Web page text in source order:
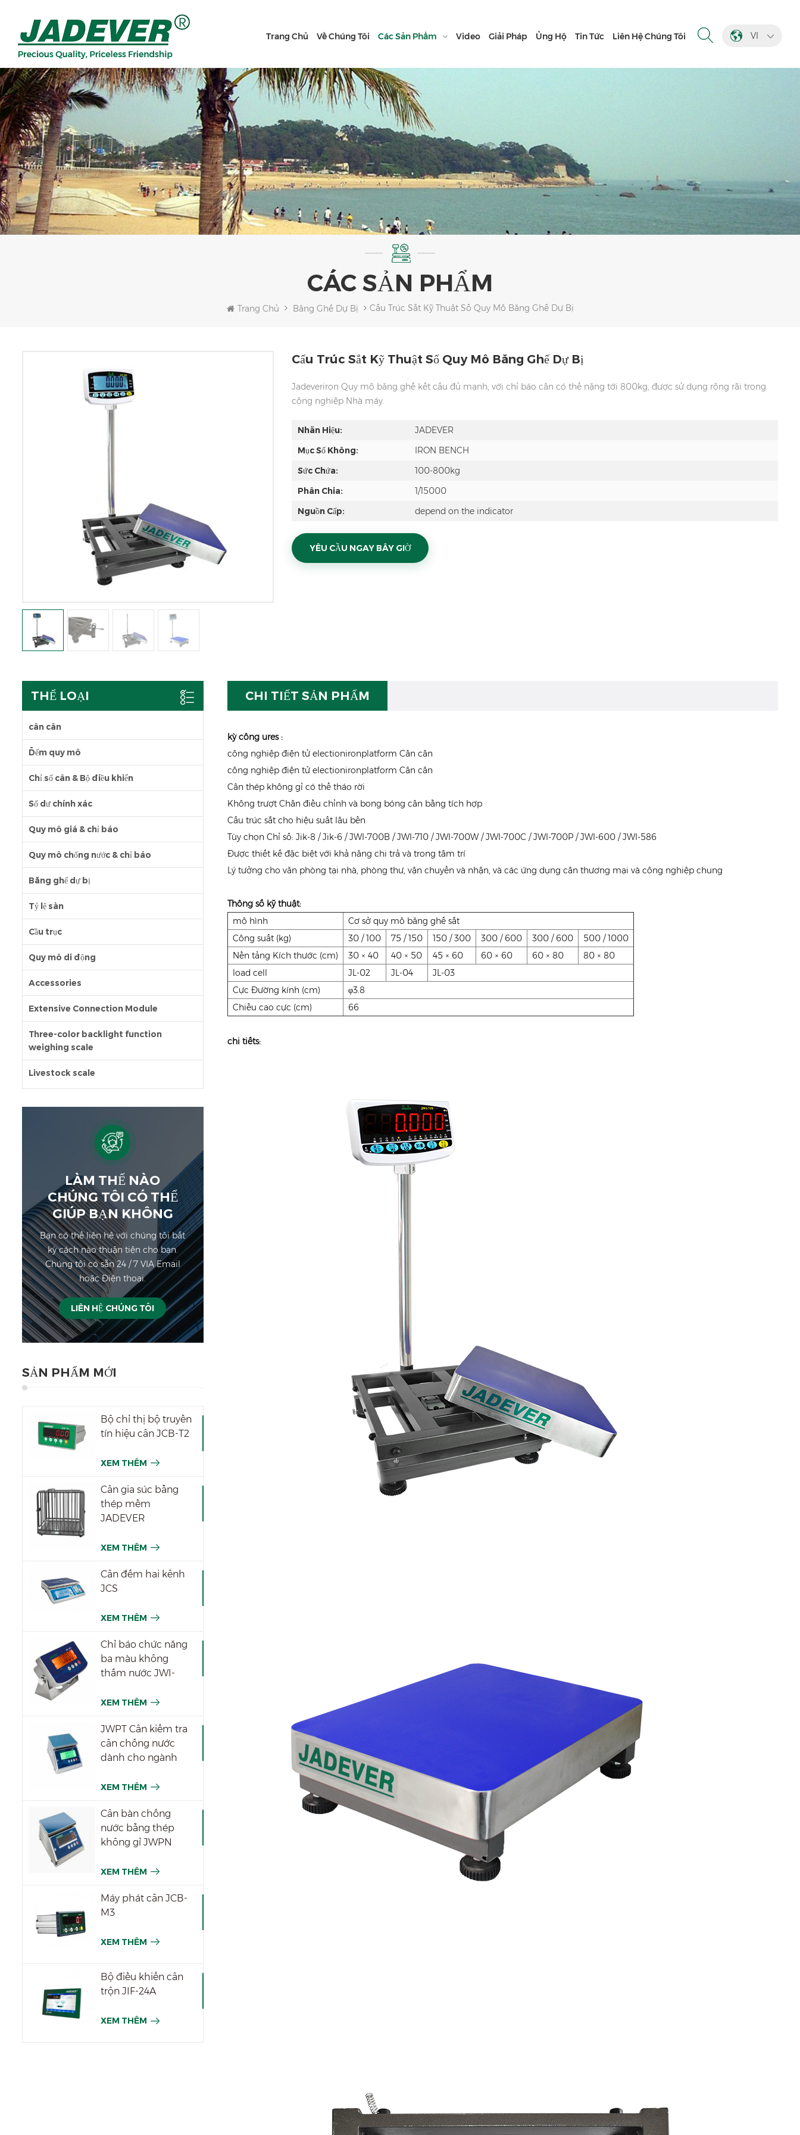
VI
Trang Chủ Về Chúng Tôi Các Sản Phẩm Video Giải Pháp Ủng Hộ Tin Tức Liên Hệ Chúng Tôi
CÁC SẢN PHẨM
Trang Chủ Băng Ghế Dự Bị Cấu Trúc Sắt Kỹ Thuật Số Quy Mô Băng Ghế Dự Bị
Cấu Trúc Sắt Kỹ Thuật Số Quy Mô Băng Ghế Dự Bị
Jadeveriron Quy mô băng ghế kết cấu đủ mạnh, với chỉ báo cân có thể nặng tới 800kg, được sử dụng rộng rãi trong
công nghiệp Nhà máy.
Nhãn Hiệu:
JADEVER
Mục Số Không:
IRON BENCH
Sức Chứa:
100-800kg
Phân Chia:
1/15000
Nguồn Cấp:
depend on the indicator
YÊU CẦU NGAY BÂY GIỜ
THỂ LOẠI
cân cân
Đếm quy mô
Chỉ số cân & Bộ điều khiển
Số dư chính xác
Quy mô giá & chỉ báo
Quy mô chống nước & chỉ báo
Băng ghế dự bị
Tỷ lệ sàn
Cầu trục
Quy mô di động
Accessories
Extensive Connection Module
Three-color backlight function
weighing scale
Livestock scale
LÀM THẾ NÀO
CHÚNG TÔI CÓ THỂ
GIÚP BẠN KHÔNG
Bạn có thể liên hệ với chúng tôi bất
kỳ cách nào thuận tiện cho bạn.
Chúng tôi có sẵn 24 / 7 VIA Email
hoặc Điện thoại.
LIÊN HỆ CHÚNG TÔI
SẢN PHẨM MỚI
Bộ chỉ thị bộ truyền
tín hiệu cân JCB-T2
XEM THÊM
Cân gia súc bằng
thép mềm
JADEVER
XEM THÊM
Cân đếm hai kênh
JCS
XEM THÊM
Chỉ báo chức năng
ba màu không
thấm nước JWI-
XEM THÊM
JWPT Cân kiểm tra
cân chống nước
dành cho ngành
XEM THÊM
Cân bàn chống
nước bằng thép
không gỉ JWPN
XEM THÊM
Máy phát cân JCB-
M3
XEM THÊM
Bộ điều khiển cân
trộn JIF-24A
XEM THÊM
CHI TIẾT SẢN PHẨM
kỳ côngures:
công nghiệp điện tử electionironplatform Cân cân
công nghiệp điện tử electionironplatform Cân cân
Cân thép không gỉ có thể tháo rời
Không trượt Chân điều chỉnh và bong bóng cân bằng tích hợp
Cấu trúc sắt cho hiệu suất lâu bền
Tùy chọn Chỉ số: Jik-8 / Jik-6 / JWI-700B / JWI-710 / JWI-700W / JWI-700C / JWI-700P / JWI-600 / JWI-586
Được thiết kế đặc biệt với khả năng chi trả và trong tâm trí
Lý tưởng cho văn phòng tại nhà, phòng thư, vận chuyển và nhận, và các ứng dụng cân thương mại và công nghiệp chung
Thông số kỹ thuật:
mô hình
Cơ sở quy mô băng ghế sắt
Công suất (kg)
30 / 100 75 / 150 150 / 300 300 / 600 300 / 600
500 / 1000
Nền tảng Kích thước (cm)
30 × 40 40 × 50 45 × 60 60 × 60 60 × 80
80 × 80
load cell
JL-02 JL-04
JL-03
Cực Đường kính (cm)
φ3.8
Chiều cao cực (cm)
66
chi tiếts: